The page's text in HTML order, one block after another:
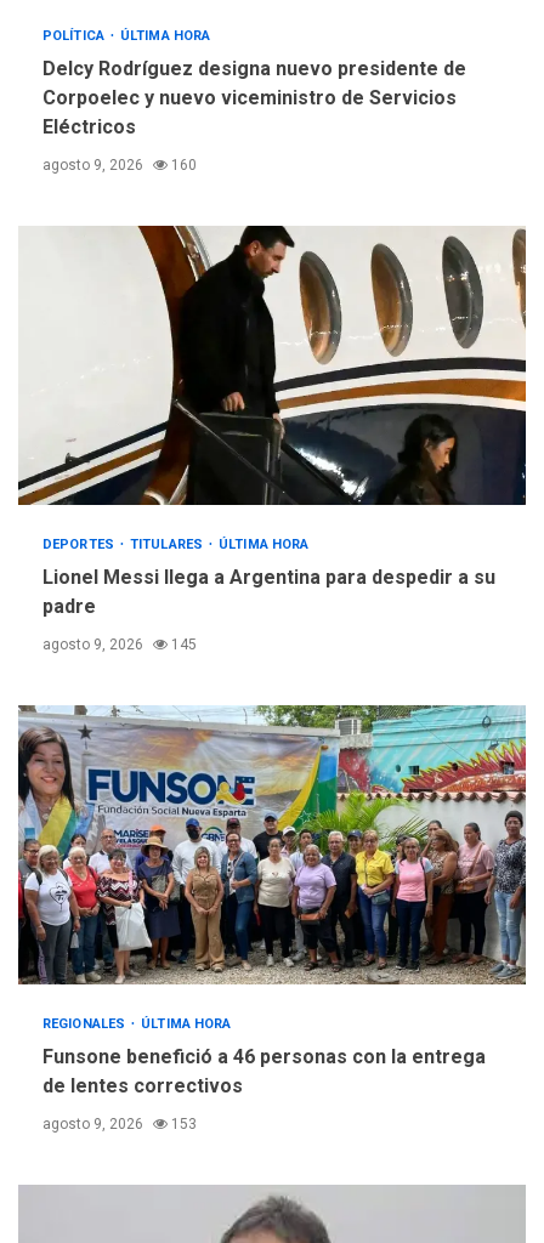
POLÍTICA ÚLTIMA HORA
Delcy Rodríguez designa nuevo presidente de
Corpoelec y nuevo viceministro de Servicios
Eléctricos
agosto 9, 2026 160
DEPORTES TITULARES ÚLTIMA HORA
Lionel Messi llega a Argentina para despedir a su
padre
agosto 9, 2026 145
REGIONALES ÚLTIMA HORA
Funsone benefició a 46 personas con la entrega
de lentes correctivos
agosto 9, 2026 153